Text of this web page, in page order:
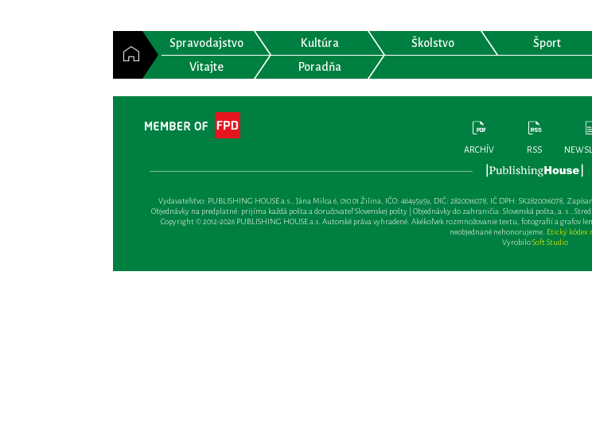
Spravodajstvo Kultúra Školstvo Šport
Vitajte
Poradňa
ARCHÍV RSS
Vydavateľsťvo: PUBLISHING HOUSE a.s., Jána Milca 6, 010 01 Žilina, IČO: 46495959, DIČ: 2820016078, IČ DPH: SK2820016078,
Objednávky na predplatné: prijíma každá pošta a doručovateľ Slovenskej pošty | Objednávky do zahraničia: Slovenská pošta, a. s.,
Copyright © 2012-2026 PUBLISHING HOUSE a.s. Autorské práva vyhradené. Akékoľvek rozmnožovanie textu, fotografií a grafov
neobjednané nehonorujeme. Etický kódex
VyrobiloSoft Studio